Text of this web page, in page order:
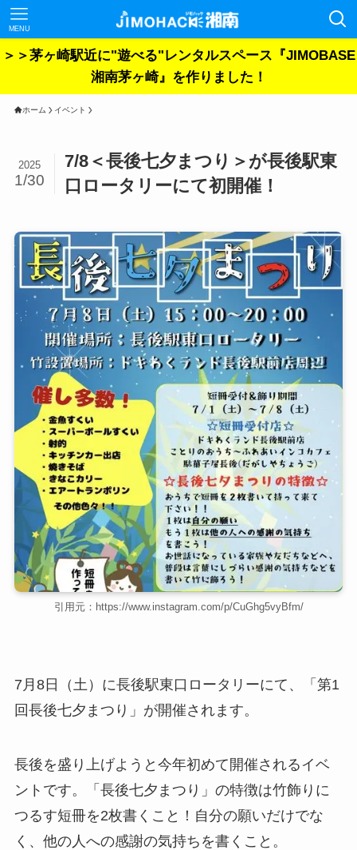
MENU
＞＞茅ヶ崎駅近に"遊べる"レンタルスペース『JIMOBASE
湘南茅ヶ崎』を作りました！
ホーム イベント
7/8＜長後七夕まつり＞が長後駅東
口ロータリーにて初開催！
2025
1/30
引用元：https://www.instagram.com/p/CuGhg5vyBfm/
7月8日（土）に長後駅東口ロータリーにて、「第1
回長後七夕まつり」が開催されます。
長後を盛り上げようと今年初めて開催されるイベ
ントです。「長後七夕まつり」の特徴は竹飾りに
つるす短冊を2枚書くこと！自分の願いだけでな
く、他の人への感謝の気持ちを書くこと。